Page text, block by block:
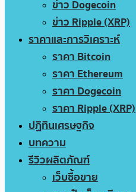
ข่าว Dogecoin
ข่าว Ripple (XRP)
ราคาและการวิเคราะห์
ราคา Bitcoin
ราคา Ethereum
ราคา Dogecoin
ราคา Ripple (XRP)
ปฏิทินเศรษฐกิจ
บทความ
รีวิวผลิตภัณฑ์
เว็บซื้อขาย